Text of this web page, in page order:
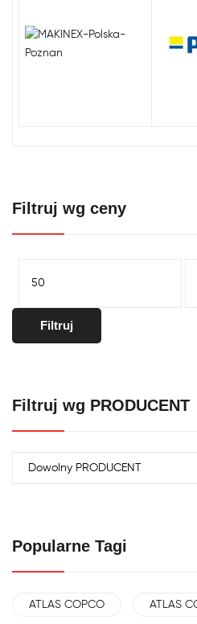
Filtruj wg ceny
Filtruj
Filtruj wg PRODUCENT
Popularne Tagi
ATLAS COPCO ATLAS